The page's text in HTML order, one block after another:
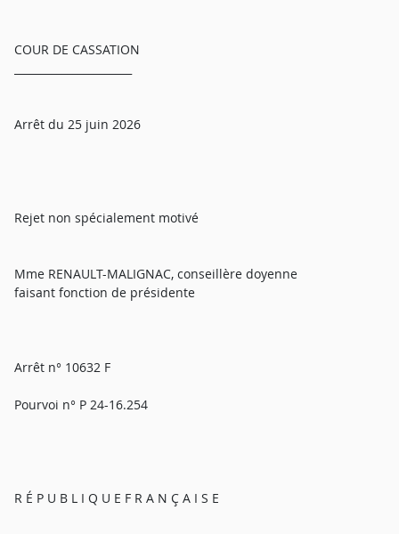
COUR DE CASSATION
Arrêt du 25 juin 2026
Rejet non spécialement motivé
Mme RENAULT-MALIGNAC, conseillère doyenne
faisant fonction de présidente
Arrêt n° 10632 F
Pourvoi n° P 24-16.254
R É P U B L I Q U E F R A N Ç A I S E